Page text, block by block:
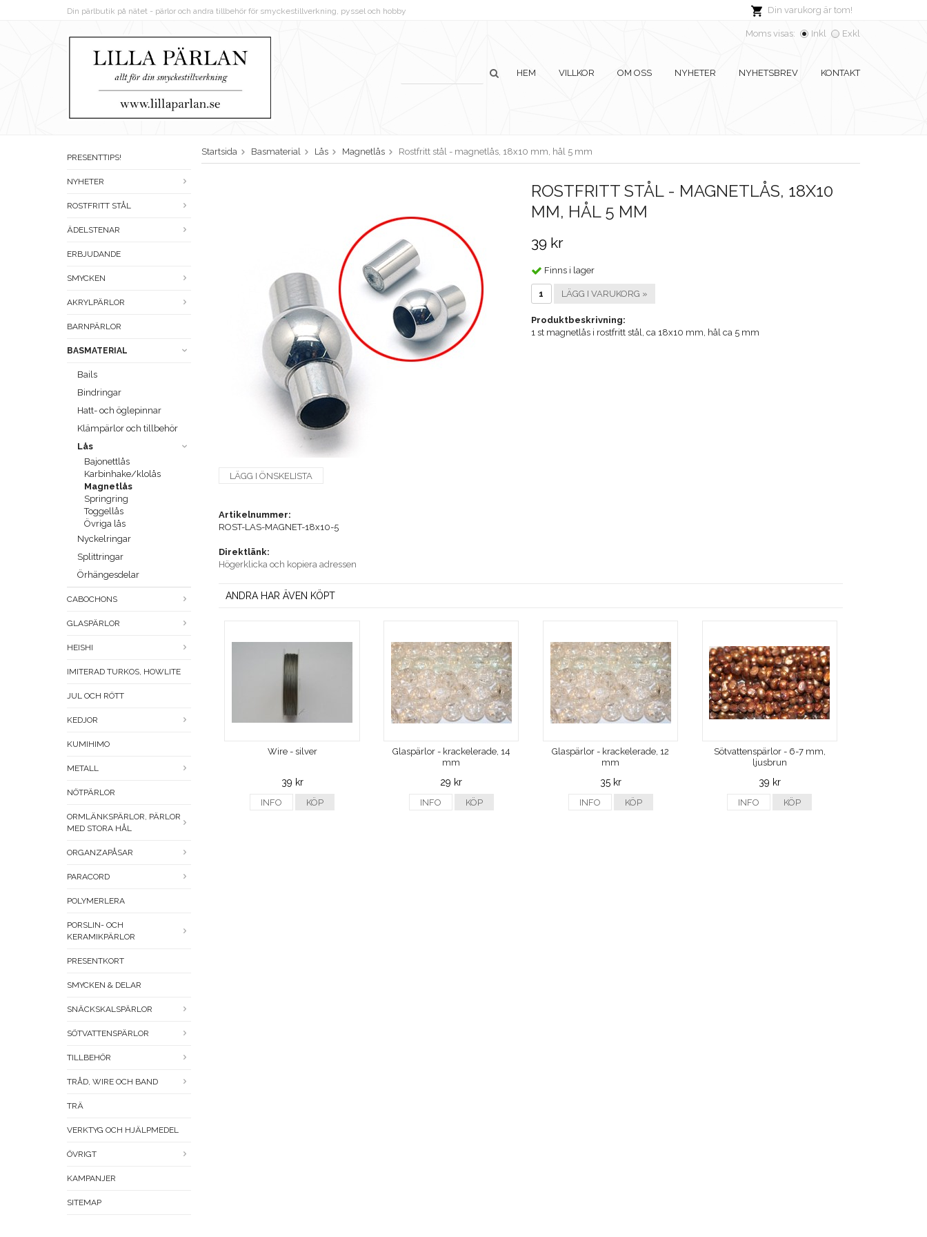
Din varukorg är tom!
Din pärlbutik på nätet - pärlor och andra tillbehör för smyckestillverkning, pyssel och hobby
Moms visas: Inkl Exkl
HEM VILLKOR OM OSS NYHETER NYHETSBREV KONTAKT
PRESENTTIPS!
NYHETER
ROSTFRITT STÅL
ÄDELSTENAR
ERBJUDANDE
SMYCKEN
AKRYLPÄRLOR
BARNPÄRLOR
BASMATERIAL
Bails
Bindringar
Hatt- och öglepinnar
Klämpärlor och tillbehör
Lås
Bajonettlås
Karbinhake/klolås
Magnetlås
Springring
Toggellås
Övriga lås
Nyckelringar
Splittringar
Örhängesdelar
CABOCHONS
GLASPÄRLOR
HEISHI
IMITERAD TURKOS, HOWLITE
JUL OCH RÖTT
KEDJOR
KUMIHIMO
METALL
NÖTPÄRLOR
ORMLÄNKSPÄRLOR, PÄRLOR
MED STORA HÅL
ORGANZAPÅSAR
PARACORD
POLYMERLERA
PORSLIN- OCH
KERAMIKPÄRLOR
PRESENTKORT
SMYCKEN & DELAR
SNÄCKSKALSPÄRLOR
SÖTVATTENSPÄRLOR
TILLBEHÖR
TRÅD, WIRE OCH BAND
TRÄ
VERKTYG OCH HJÄLPMEDEL
ÖVRIGT
KAMPANJER
SITEMAP
Startsida Basmaterial Lås Magnetlås Rostfritt stål - magnetlås, 18x10 mm, hål 5 mm
ROSTFRITT STÅL - MAGNETLÅS, 18X10
MM, HÅL 5 MM
39 kr
Finns i lager
LÄGG I VARUKORG »
Produktbeskrivning:
1 st magnetlås i rostfritt stål, ca 18x10 mm, hål ca 5 mm
LÄGG I ÖNSKELISTA
Artikelnummer:
ROST-LAS-MAGNET-18x10-5
Direktlänk:
Högerklicka och kopiera adressen
ANDRA HAR ÄVEN KÖPT
Wire - silver
39 kr
INFO KÖP
Glaspärlor - krackelerade, 14
mm
29 kr
INFO KÖP
Glaspärlor - krackelerade, 12
mm
35 kr
INFO KÖP
Sötvattenspärlor - 6-7 mm,
ljusbrun
39 kr
INFO KÖP